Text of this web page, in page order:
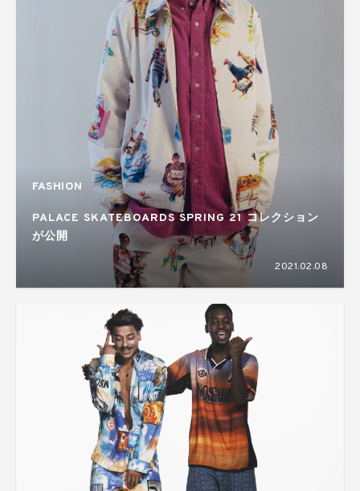
FASHION
PALACE SKATEBOARDS SPRING 21 コレクション
が公開
2021.02.08